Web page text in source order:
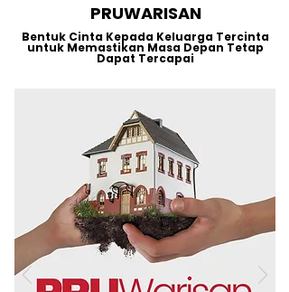
PRUWARISAN
Bentuk Cinta Kepada Keluarga Tercinta
untuk Memastikan Masa Depan Tetap
Dapat Tercapai